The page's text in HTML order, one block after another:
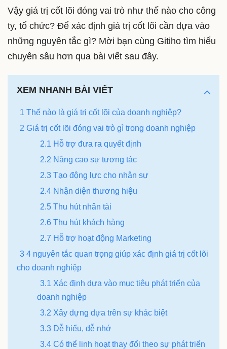
Vậy giá trị cốt lõi đóng vai trò như thế nào cho công
ty, tổ chức? Để xác định giá trị cốt lõi cần dựa vào
những nguyên tắc gì? Mời bạn cùng Gitiho tìm hiểu
chuyên sâu hơn qua bài viết sau đây.
XEM NHANH BÀI VIẾT
1 Thế nào là giá trị cốt lõi của doanh nghiệp?
2 Giá trị cốt lõi đóng vai trò gì trong doanh nghiệp
2.1 Hỗ trợ đưa ra quyết định
2.2 Nâng cao sự tương tác
2.3 Tạo động lực cho nhân sự
2.4 Nhận diện thương hiệu
2.5 Thu hút nhân tài
2.6 Thu hút khách hàng
2.7 Hỗ trợ hoạt động Marketing
3 4 nguyên tắc quan trọng giúp xác định giá trị cốt lõi
cho doanh nghiệp
3.1 Xác định dựa vào mục tiêu phát triển của
doanh nghiệp
3.2 Xây dựng dựa trên sự khác biệt
3.3 Dễ hiểu, dễ nhớ
3.4 Có thể linh hoạt thay đổi theo sự phát triển